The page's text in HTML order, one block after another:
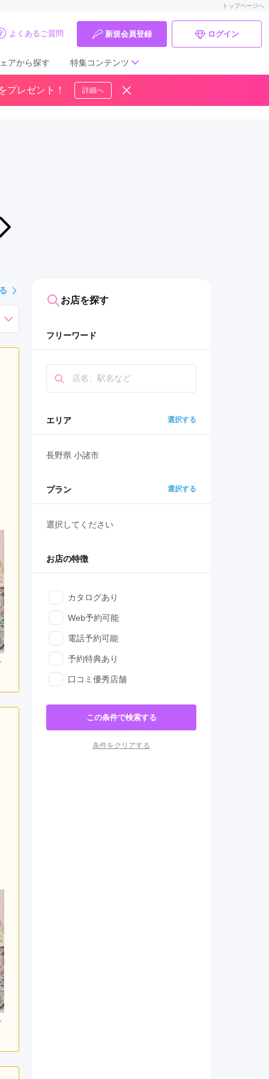
トップページへ
よくあるご質問 新規会員登録 ログイン
アから探す 特集コンテンツ
プレゼント！ 詳細へ
【ザ・振袖博 夏休みキャンペーン！】今なら新作の振袖が選び放題！
お店を探す
フリーワード
エリア 選択する
長野県 小諸市
プラン 選択する
選択してください
お店の特徴
カタログあり
Web予約可能
電話予約可能
予約特典あり
口コミ優秀店舗
この条件で検索する
条件をクリアする